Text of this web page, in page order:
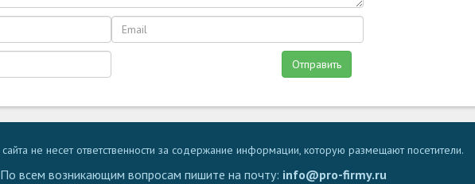
Отправить
не несет ответственности за содержание информации, которую размещают посетители.
По всем возникающим вопросам пишите на почту: info@pro-firmy.ru